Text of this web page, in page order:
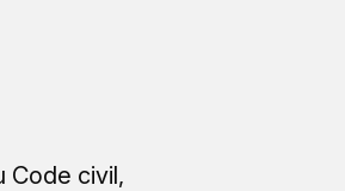
Code civil,